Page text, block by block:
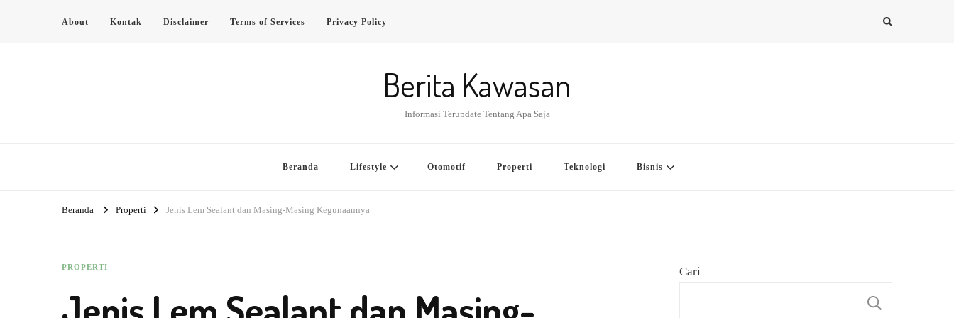
About Kontak Disclaimer Terms of Services Privacy Policy
Berita Kawasan
Informasi Terupdate Tentang Apa Saja
Beranda Lifestyle Otomotif Properti Teknologi Bisnis
Beranda Properti Jenis Lem Sealant dan Masing-Masing Kegunaannya
PROPERTI Cari